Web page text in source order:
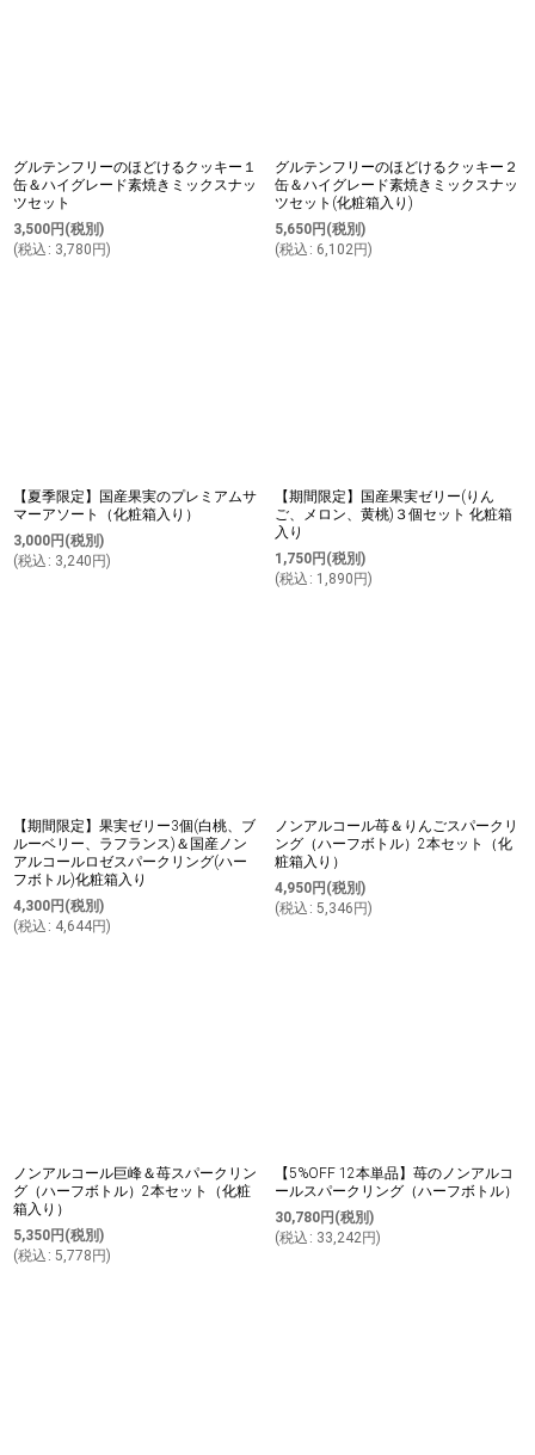
グルテンフリーのほどけるクッキー１
缶＆ハイグレード素焼きミックスナッ
ツセット
3,500円 (税別)
(税込 : 3,780 円)
グルテンフリーのほどけるクッキー２
缶＆ハイグレード素焼きミックスナッ
ツセット(化粧箱入り)
5,650円 (税別)
(税込 : 6,102円)
【夏季限定】国産果実のプレミアムサ
マーアソート（化粧箱入り）
3,000円 (税別)
(税込 : 3,240 円)
【期間限定】国産果実ゼリー(りん
ご、メロン、黄桃)３個セット 化粧箱
入り
1,750円 (税別)
(税込 : 1,890 円)
【期間限定】果実ゼリー3個(白桃、ブ
ルーベリー、ラフランス)＆国産ノン
アルコールロゼスパークリング(ハー
フボトル)化粧箱入り
4,300円 (税別)
(税込 : 4,644円)
ノンアルコール苺＆りんごスパークリ
ング（ハーフボトル）2本セット（化
粧箱入り）
4,950円 (税別)
(税込 : 5,346 円)
ノンアルコール巨峰＆苺スパークリン
グ（ハーフボトル）2本セット（化粧
箱入り）
5,350円 (税別)
(税込 : 5,778 円)
【5%OFF 12本単品】苺のノンアルコ
ールスパークリング（ハーフボトル）
30,780円 (税別)
(税込 : 33,242円)